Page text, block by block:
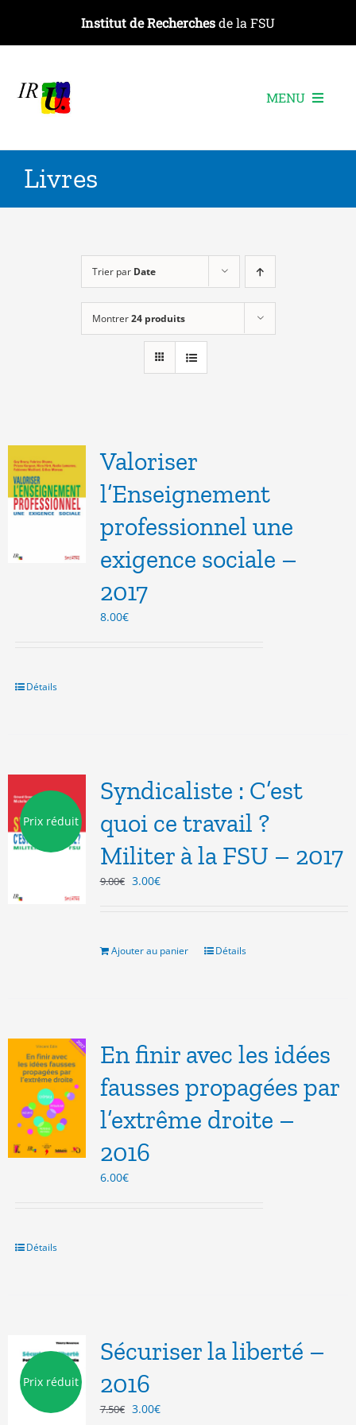
contenu
Institut de Recherchesde la FSU
MENU
Les recherches
Les événements
Livres
Trier par Date
Montrer24 produits
Valoriser
l’Enseignement
professionnel une
exigence sociale –
2017
8.00€
Détails
Prix réduit
Syndicaliste : C’est
quoi ce travail ?
Militer à la FSU – 2017
9.00€ Le
9.00€.
3.00€Le
3.00€.
Ajouter au panier Détails
En finir avec les idées
fausses propagées par
l’extrême droite –
2016
6.00€
Détails
Prix réduit
Sécuriser la liberté –
2016
7.50€ Le
3.00€Le